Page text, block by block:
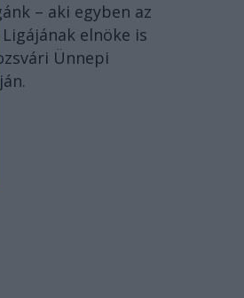
– aki egyben az
elnöke is
Ünnepi